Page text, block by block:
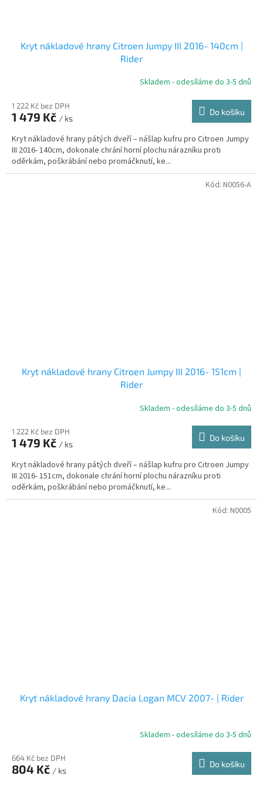
Kryt nákladové hrany Citroen Jumpy III 2016- 140cm |
Rider
Skladem - odesíláme do 3-5 dnů
1 222 Kč bez DPH
1 479 Kč / ks
Do košíku
Kryt nákladové hrany pátých dveří – nášlap kufru pro Citroen Jumpy
III 2016- 140cm, dokonale chrání horní plochu nárazníku proti
oděrkám, poškrábání nebo promáčknutí, ke...
Kryt nákladové hrany Citroen Jumpy III 2016- 151cm |
Rider
Skladem - odesíláme do 3-5 dnů
1 222 Kč bez DPH
1 479 Kč / ks
Do košíku
Kryt nákladové hrany pátých dveří – nášlap kufru pro Citroen Jumpy
III 2016- 151cm, dokonale chrání horní plochu nárazníku proti
oděrkám, poškrábání nebo promáčknutí, ke...
Kód: N0056-A
Kryt nákladové hrany Dacia Logan MCV 2007- | Rider
Skladem - odesíláme do 3-5 dnů
664 Kč bez DPH
804 Kč / ks
Do košíku
Kód: N0005